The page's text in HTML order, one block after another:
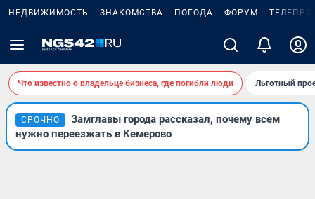
НЕДВИЖИМОСТЬ ЗНАКОМСТВА ПОГОДА ФОРУМ
Что известно о владельце бизнеса, где погибли люди Льготный
СРОЧНО
Замглавы города рассказал, почему всем
нужно переезжать в Кемерово